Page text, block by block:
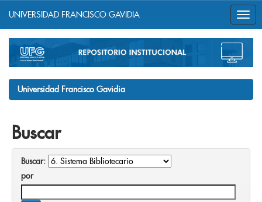
navigation
UNIVERSIDAD FRANCISCO GAVIDIA
Universidad Francisco Gavidia
Buscar
Buscar:
por